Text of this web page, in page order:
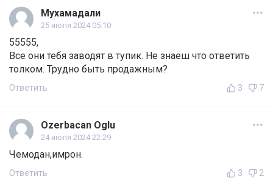
Мухамадали
25 июля 2024 05:10
55555,
Все они тебя заводят в тупик. Не знаеш что ответить
толком. Трудно быть продажным?
Ответить 3 7
Ozerbacan Oglu
24 июля 2024 22:29
Чемодан,имрон.
Ответить 3 2